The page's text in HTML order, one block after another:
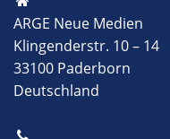
ARGE Neue Medien
Klingenderstr. 10 – 14
33100 Paderborn
Deutschland